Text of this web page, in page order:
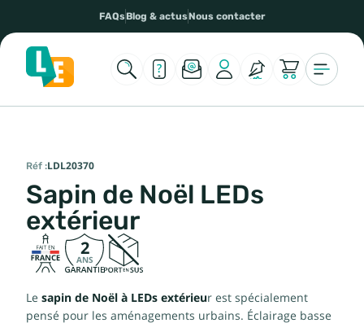
FAQsBlog & actusNous contacter
Réf :LDL20370
Sapin de Noël LEDs
extérieur
2
ANS
Le sapin de Noël à LEDs extérieur est spécialement
pensé pour les aménagements urbains. Éclairage basse